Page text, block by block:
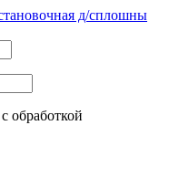
обработкой